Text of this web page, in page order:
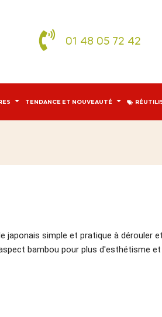
01 48 05 72 42
TENDANCE ET NOUVEAUTÉ
japonais simple et pratique à dérouler
bambou pour plus d'esthétisme et